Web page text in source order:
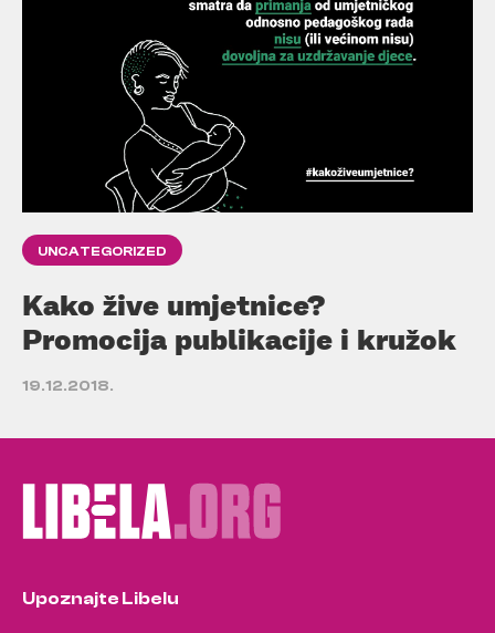
UNCATEGORIZED
Kako žive umjetnice?
Promocija publikacije i kružok
19.12.2018.
Upoznajte Libelu